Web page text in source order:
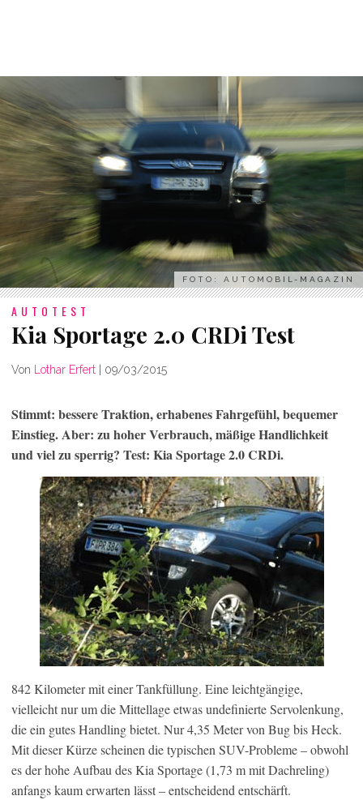
FOTO: AUTOMOBIL-MAGAZIN
AUTOTEST
Kia Sportage 2.0 CRDi Test
Von Lothar Erfert 09/03/2015
Stimmt: bessere Traktion, erhabenes Fahrgefühl, bequemer
Einstieg. Aber: zu hoher Verbrauch, mäßige Handlichkeit
und viel zu sperrig? Test: Kia Sportage 2.0 CRDi.
842 Kilometer mit einer Tankfüllung. Eine leichtgängige,
vielleicht nur um die Mittellage etwas undefinierte Servolenkung,
die ein gutes Handling bietet. Nur 4,35 Meter von Bug bis Heck.
Mit dieser Kürze scheinen die typischen SUV-Probleme – obwohl
es der hohe Aufbau des Kia Sportage (1,73 m mit Dachreling)
anfangs kaum erwarten lässt – entscheidend entschärft.